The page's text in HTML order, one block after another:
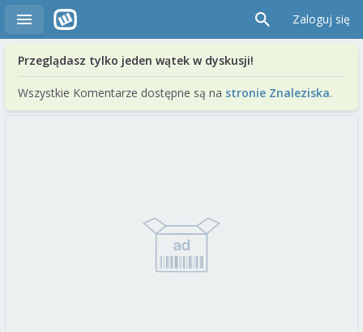
Zaloguj się
Przeglądasz tylko jeden wątek w dyskusji!
Wszystkie Komentarze dostępne są na stronie Znaleziska.